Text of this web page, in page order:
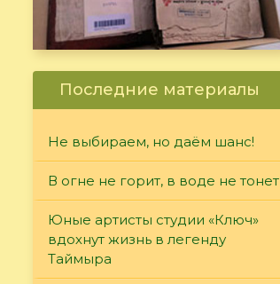
Последние материалы
Не выбираем, но даём шанс!
В огне не горит, в воде не тонет
Юные артисты студии «Ключ»
вдохнут жизнь в легенду
Таймыра